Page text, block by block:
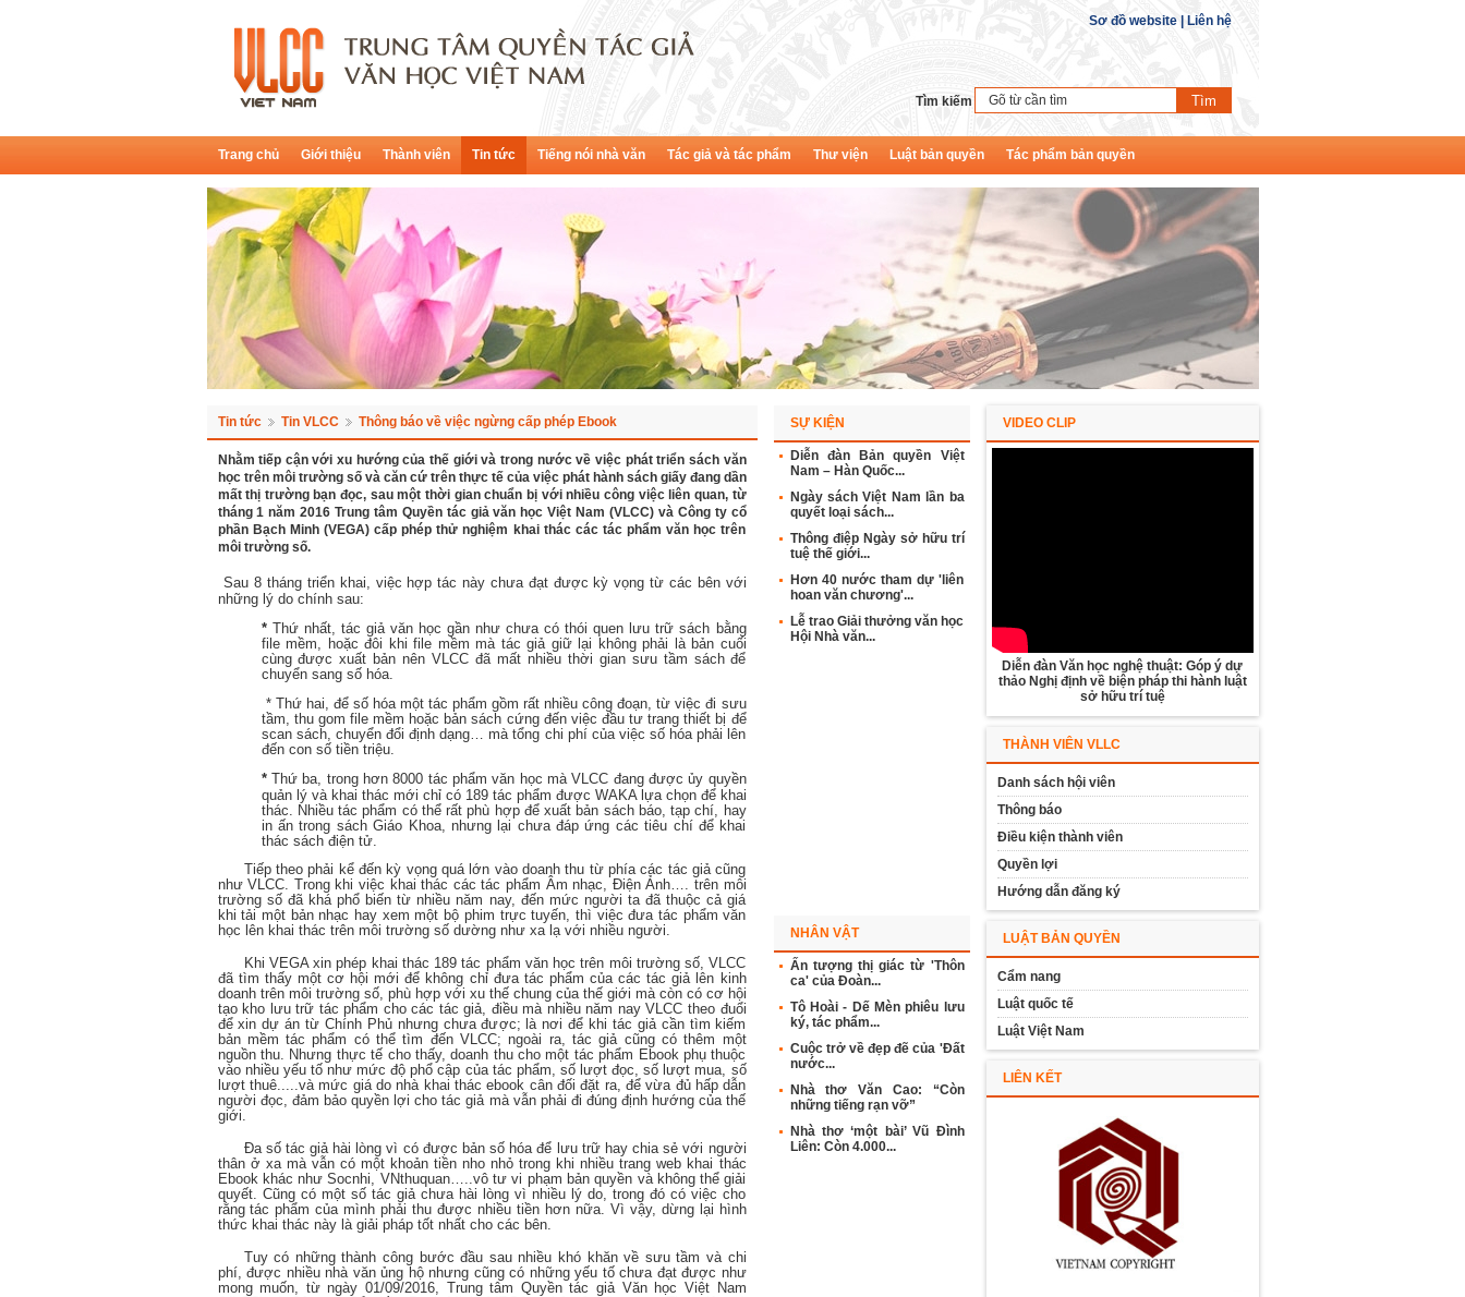
Sơ đồ website| Liên hệ
Tìm kiếm
Trang chủ Giới thiệu Thành viên Tin tức Tiếng nói nhà văn Tác giả và tác phẩm Thư viện Luật bản quyền Tác phẩm bản quyền
Tin tức Tin VLCC Thông báo về việc ngừng cấp phép Ebook
Nhằm tiếp cận với xu hướng của thế giới và trong nước về việc phát triển sách văn
học trên môi trường số và căn cứ trên thực tế của việc phát hành sách giấy đang dần
mất thị trường bạn đọc, sau một thời gian chuẩn bị với nhiều công việc liên quan, từ
tháng 1 năm 2016 Trung tâm Quyền tác giả văn học Việt Nam (VLCC) và Công ty cổ
phần Bạch Minh (VEGA) cấp phép thử nghiệm khai thác các tác phẩm văn học trên
môi trường số.
Sau 8 tháng triển khai, việc hợp tác này chưa đạt được kỳ vọng từ các bên với
những lý do chính sau:
* Thứ nhất, tác giả văn học gần như chưa có thói quen lưu trữ sách bằng
file mềm, hoặc đôi khi file mềm mà tác giả giữ lại không phải là bản cuối
cùng được xuất bản nên VLCC đã mất nhiều thời gian sưu tầm sách để
chuyển sang số hóa.
* Thứ hai, để số hóa một tác phẩm gồm rất nhiều công đoạn, từ việc đi sưu
tầm, thu gom file mềm hoặc bản sách cứng đến việc đầu tư trang thiết bị để
scan sách, chuyển đổi định dạng… mà tổng chi phí của việc số hóa phải lên
đến con số tiền triệu.
* Thứ ba, trong hơn 8000 tác phẩm văn học mà VLCC đang được ủy quyền
quản lý và khai thác mới chỉ có 189 tác phẩm được WAKA lựa chọn để khai
thác. Nhiều tác phẩm có thể rất phù hợp để xuất bản sách báo, tạp chí, hay
in ấn trong sách Giáo Khoa, nhưng lại chưa đáp ứng các tiêu chí để khai
thác sách điện tử.
Tiếp theo phải kể đến kỳ vọng quá lớn vào doanh thu từ phía các tác giả cũng
như VLCC. Trong khi việc khai thác các tác phẩm Âm nhạc, Điện Ảnh…. trên môi
trường số đã khá phổ biến từ nhiều năm nay, đến mức người ta đã thuộc cả giá
khi tải một bản nhạc hay xem một bộ phim trực tuyến, thì việc đưa tác phẩm văn
học lên khai thác trên môi trường số dường như xa lạ với nhiều người.
Khi VEGA xin phép khai thác 189 tác phẩm văn học trên môi trường số, VLCC
đã tìm thấy một cơ hội mới để không chỉ đưa tác phẩm của các tác giả lên kinh
doanh trên môi trường số, phù hợp với xu thế chung của thế giới mà còn có cơ hội
tạo kho lưu trữ tác phẩm cho các tác giả, điều mà nhiều năm nay VLCC theo đuổi
để xin dự án từ Chính Phủ nhưng chưa được; là nơi để khi tác giả cần tìm kiếm
bản mềm tác phẩm có thể tìm đến VLCC; ngoài ra, tác giả cũng có thêm một
nguồn thu. Nhưng thực tế cho thấy, doanh thu cho một tác phẩm Ebook phụ thuộc
vào nhiều yếu tố như mức độ phổ cập của tác phẩm, số lượt đọc, số lượt mua, số
lượt thuê.....và mức giá do nhà khai thác ebook cân đối đặt ra, để vừa đủ hấp dẫn
người đọc, đảm bảo quyền lợi cho tác giả mà vẫn phải đi đúng định hướng của thế
giới.
Đa số tác giả hài lòng vì có được bản số hóa để lưu trữ hay chia sẻ với người
thân ở xa mà vẫn có một khoản tiền nho nhỏ trong khi nhiều trang web khai thác
Ebook khác như Socnhi, VNthuquan…..vô tư vi phạm bản quyền và không thể giải
quyết. Cũng có một số tác giả chưa hài lòng vì nhiều lý do, trong đó có việc cho
rằng tác phẩm của mình phải thu được nhiều tiền hơn nữa. Vì vậy, dừng lại hình
thức khai thác này là giải pháp tốt nhất cho các bên.
Tuy có những thành công bước đầu sau nhiều khó khăn về sưu tầm và chi
phí, được nhiều nhà văn ủng hộ nhưng cũng có những yếu tố chưa đạt được như
mong muốn, từ ngày 01/09/2016, Trung tâm Quyền tác giả Văn học Việt Nam
SỰ KIỆN
Diễn đàn Bản quyền Việt
Nam – Hàn Quốc...
Ngày sách Việt Nam lần ba
quyết loại sách...
Thông điệp Ngày sở hữu trí
tuệ thế giới...
Hơn 40 nước tham dự 'liên
hoan văn chương'...
Lễ trao Giải thưởng văn học
Hội Nhà văn...
NHÂN VẬT
Ấn tượng thị giác từ 'Thôn
ca' của Đoàn...
Tô Hoài - Dế Mèn phiêu lưu
ký, tác phẩm...
Cuộc trở về đẹp đẽ của 'Đất
nước...
Nhà thơ Văn Cao: “Còn
những tiếng rạn vỡ”
Nhà thơ ‘một bài’ Vũ Đình
Liên: Còn 4.000...
VIDEO CLIP
Diễn đàn Văn học nghệ thuật: Góp ý dự
thảo Nghị định về biện pháp thi hành luật
sở hữu trí tuệ
THÀNH VIÊN VLLC
Danh sách hội viên
Thông báo
Điều kiện thành viên
Quyền lợi
Hướng dẫn đăng ký
LUẬT BẢN QUYỀN
Cẩm nang
Luật quốc tế
Luật Việt Nam
LIÊN KẾT